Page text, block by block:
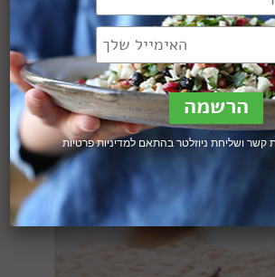
קשר ושליחת ניוזלטר בהתאם למדיניות פרטיות